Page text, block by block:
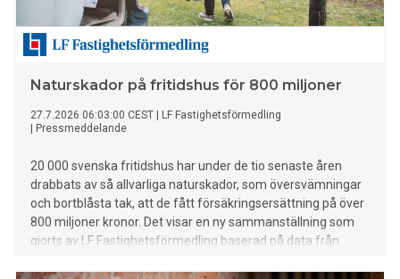
Naturskador på fritidshus för 800 miljoner
27.7.2026 06:03:00 CEST
LF Fastighetsförmedling
Pressmeddelande
20 000 svenska fritidshus har under de tio senaste åren
drabbats av så allvarliga naturskador, som översvämningar
och bortblåsta tak, att de fått försäkringsersättning på över
800 miljoner kronor. Det visar en ny sammanställning som
gjorts av LF Fastighetsförmedling baserad på data från